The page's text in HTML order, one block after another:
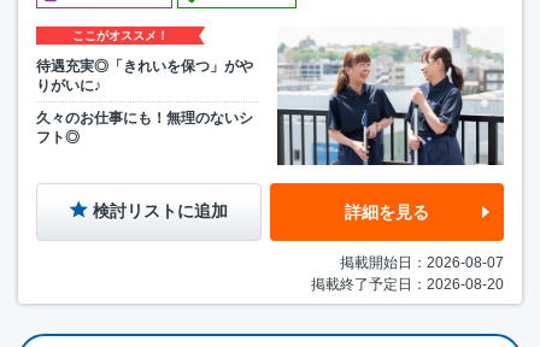
ここがオススメ！
待遇充実◎「きれいを保つ」がや
りがいに♪
久々のお仕事にも！無理のないシ
フト◎
検討リストに追加 詳細を見る
掲載開始日：2026-08-07
掲載終了予定日：2026-08-20